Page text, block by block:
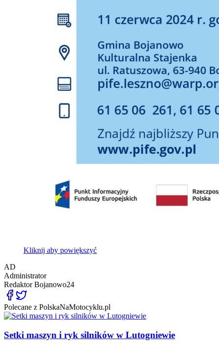
Kliknij aby powiększyć
AD
Administrator
RedaktorBojanowo24
Polecane z PolskaNaMotocyklu.pl
Setki maszyn i ryk silników w Lutogniewie